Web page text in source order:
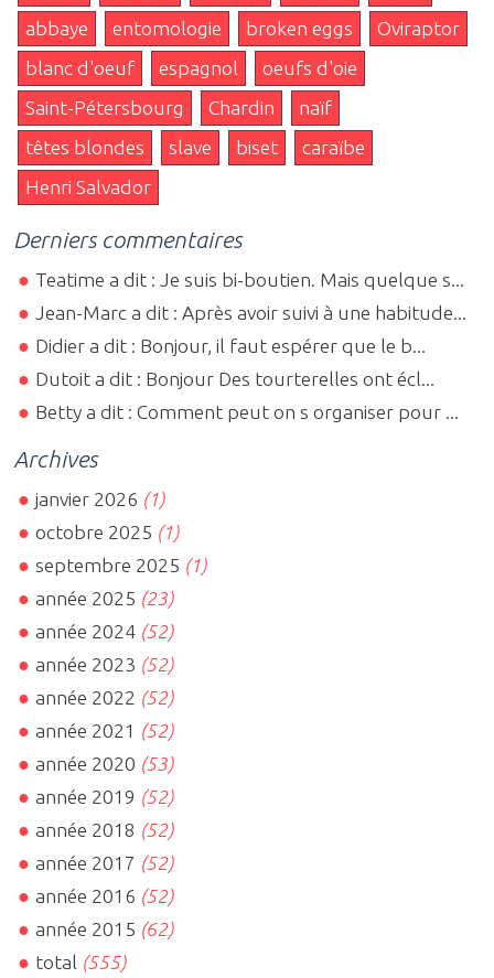
abbaye
entomologie broken eggs
Oviraptor
blanc d'oeuf
espagnol
oeufs d'oie
Saint-Pétersbourg
Chardin
naïf
têtes blondes
slave biset
caraïbe
Henri Salvador
Derniers commentaires
Teatime a dit : Je suis bi-boutien. Mais quelque s...
Jean-Marc a dit : Après avoir suivi à une habitude...
Didier a dit : Bonjour, il faut espérer que le b...
Dutoit a dit : Bonjour Des tourterelles ont écl...
Betty a dit : Comment peut on s organiser pour ...
Archives
janvier 2026 (1)
octobre 2025 (1)
septembre 2025 (1)
année 2025 (23)
année 2024 (52)
année 2023 (52)
année 2022 (52)
année 2021 (52)
année 2020 (53)
année 2019 (52)
année 2018 (52)
année 2017 (52)
année 2016 (52)
année 2015 (62)
total (555)